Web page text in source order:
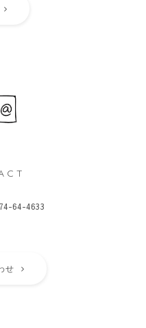
64-4633
せ